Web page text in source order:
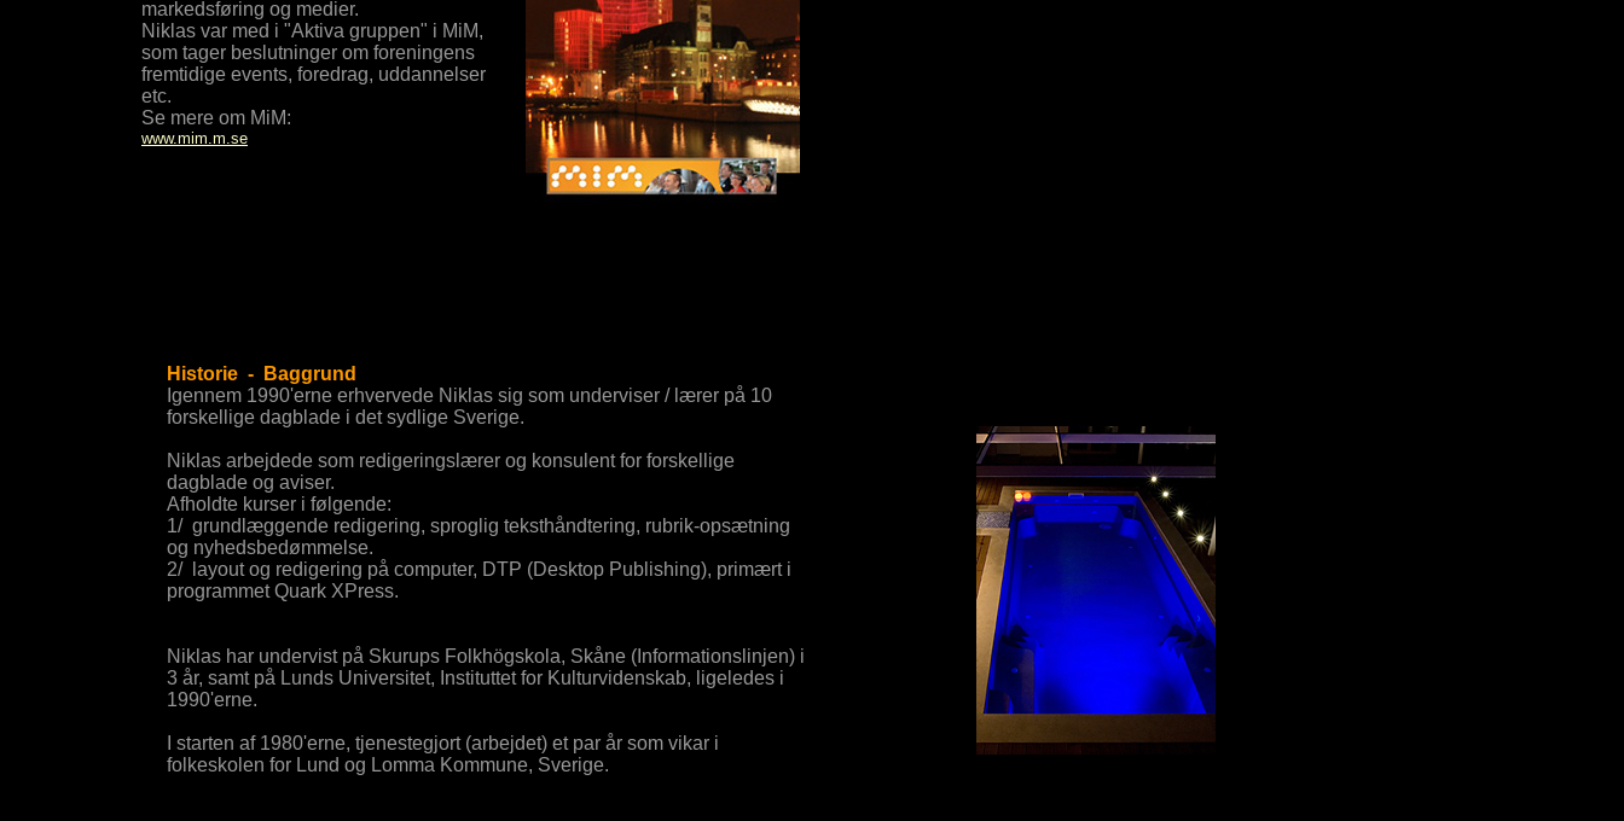
markedsføring og medier.
Niklas var med i "Aktiva gruppen" i MiM,
som tager beslutninger om foreningens
fremtidige events, foredrag, uddannelser
etc.
Se mere om MiM:
www.mim.m.se
Historie - Baggrund
Igennem 1990'erne erhvervede Niklas sig som underviser / lærer på 10
forskellige dagblade i det sydlige Sverige.
Niklas arbejdede som redigeringslærer og konsulent for forskellige
dagblade og aviser.
Afholdte kurser i følgende:
1/ grundlæggende redigering, sproglig teksthåndtering, rubrik-opsætning
og nyhedsbedømmelse.
2/ layout og redigering på computer, DTP (Desktop Publishing), primært i
programmet Quark XPress.
Niklas har undervist på Skurups Folkhögskola, Skåne (Informationslinjen) i
3 år, samt på Lunds Universitet, Instituttet for Kulturvidenskab, ligeledes i
1990'erne.
I starten af 1980'erne, tjenestegjort (arbejdet) et par år som vikar i
folkeskolen for Lund og Lomma Kommune, Sverige.